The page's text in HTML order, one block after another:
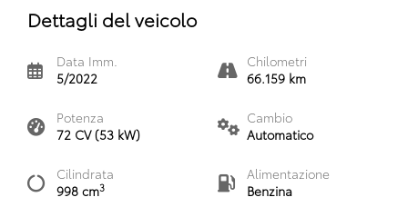
Dettagli del veicolo
Data Imm.
5/2022
Chilometri
66.159 km
Potenza
72 CV (53 kW)
Cambio
Automatico
Cilindrata
998 cm3
Alimentazione
Benzina